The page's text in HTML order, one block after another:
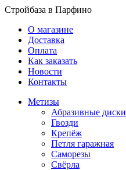
Стройбаза в Парфино
О магазине
Доставка
Оплата
Как заказать
Новости
Контакты
Метизы
Абразивные диски
Гвозди
Крепёж
Петля гаражная
Саморезы
Свёрла